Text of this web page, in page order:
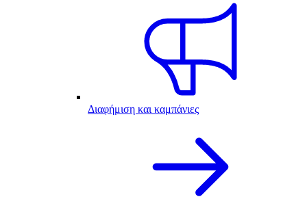
Διαφήμιση και καμπάνιες